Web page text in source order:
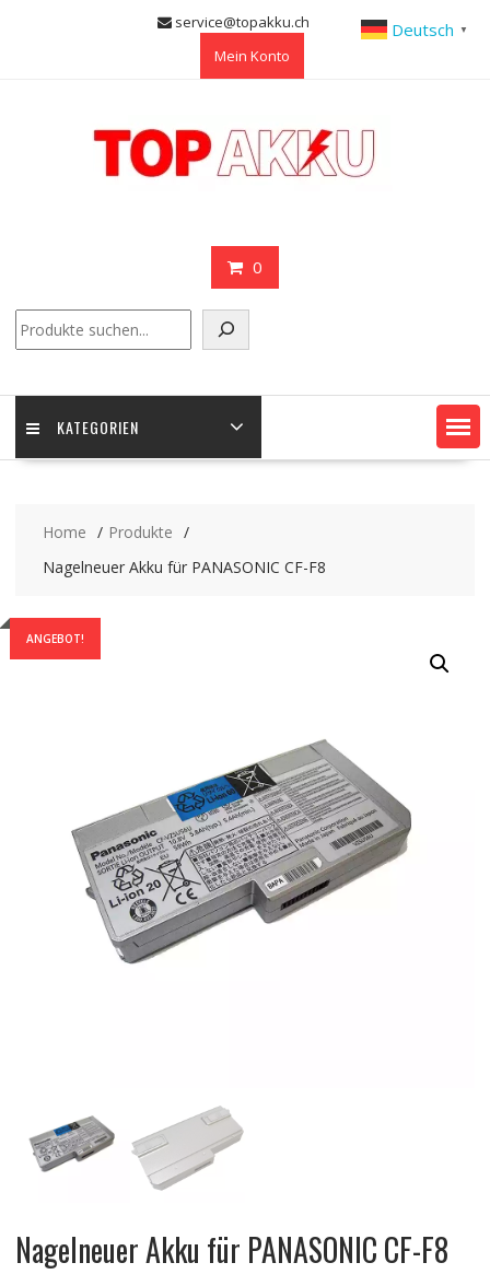
service@topakku.ch
Mein Konto
0
KATEGORIEN
Home
Produkte
Nagelneuer Akku für PANASONIC CF-F8
ANGEBOT!
Nagelneuer Akku für PANASONIC CF-F8
Deutsch ▼